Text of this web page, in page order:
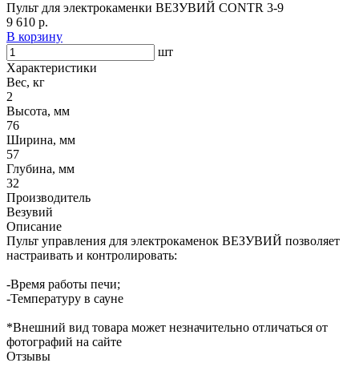
Пульт для электрокаменки ВЕЗУВИЙ CONTR 3-9
9 610 р.
В корзину
шт
Характеристики
Вес, кг
2
Высота, мм
76
Ширина, мм
57
Глубина, мм
32
Производитель
Везувий
Описание
Пульт управления для электрокаменок ВЕЗУВИЙ позволяет
настраивать и контролировать:
-Время работы печи;
-Температуру в сауне
*Внешний вид товара может незначительно отличаться от
фотографий на сайте
Отзывы